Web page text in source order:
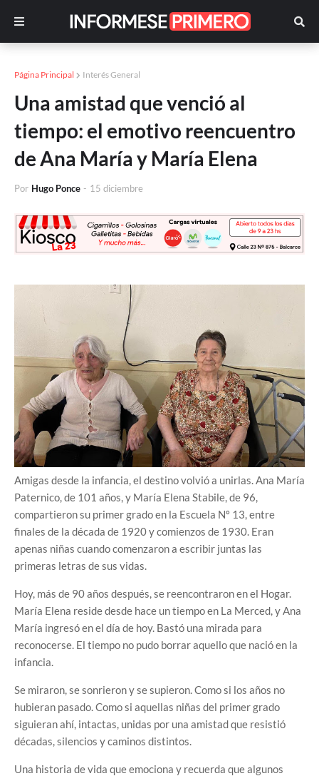
Página Principal Interés General
Una amistad que venció al
tiempo: el emotivo reencuentro
de Ana María y María Elena
Por Hugo Ponce - 15 diciembre
Amigas desde la infancia, el destino volvió a unirlas. Ana María
Paternico, de 101 años, y María Elena Stabile, de 96,
compartieron su primer grado en la Escuela Nº 13, entre
finales de la década de 1920 y comienzos de 1930. Eran
apenas niñas cuando comenzaron a escribir juntas las
primeras letras de sus vidas.
Hoy, más de 90 años después, se reencontraron en el Hogar.
María Elena reside desde hace un tiempo en La Merced, y Ana
María ingresó en el día de hoy. Bastó una mirada para
reconocerse. El tiempo no pudo borrar aquello que nació en la
infancia.
Se miraron, se sonrieron y se supieron. Como si los años no
hubieran pasado. Como si aquellas niñas del primer grado
siguieran ahí, intactas, unidas por una amistad que resistió
décadas, silencios y caminos distintos.
Una historia de vida que emociona y recuerda que algunos